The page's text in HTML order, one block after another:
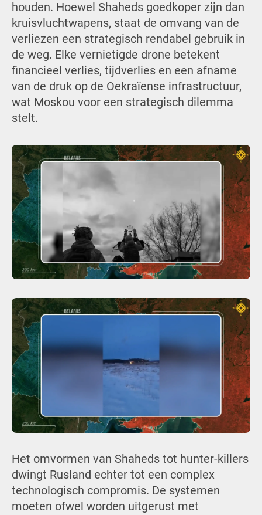
houden. Hoewel Shaheds goedkoper zijn dan
kruisvluchtwapens, staat de omvang van de
verliezen een strategisch rendabel gebruik in
de weg. Elke vernietigde drone betekent
financieel verlies, tijdverlies en een afname
van de druk op de Oekraïense infrastructuur,
wat Moskou voor een strategisch dilemma
stelt.
Het omvormen van Shaheds tot hunter-killers
dwingt Rusland echter tot een complex
technologisch compromis. De systemen
moeten ofwel worden uitgerust met